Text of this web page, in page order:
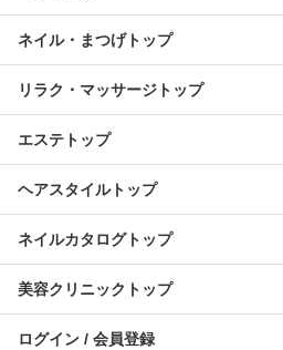
ネイル・まつげトップ
リラク・マッサージトップ
エステトップ
ヘアスタイルトップ
ネイルカタログトップ
美容クリニックトップ
ログイン / 会員登録